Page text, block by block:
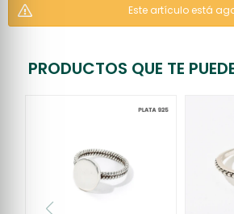
Este artículo está
PRODUCTOS QUE TE